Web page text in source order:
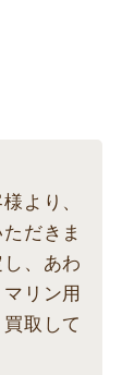
より、
だきま
、あわ
リン用
取して